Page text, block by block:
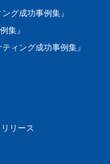
グ成功事例集』
集』
ィング成功事例集』
リース